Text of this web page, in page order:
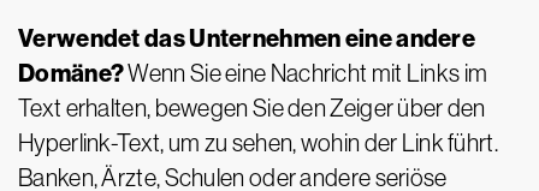
Verwendet das Unternehmen eine andere
Domäne?Wenn Sie eine Nachricht mit Links im
Text erhalten, bewegen Sie den Zeiger über den
Hyperlink-Text, um zu sehen, wohin der Link führt.
Banken, Ärzte, Schulen oder andere seriöse